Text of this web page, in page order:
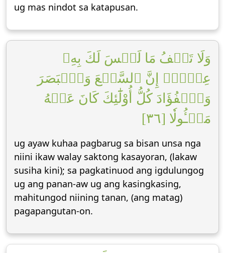
ug mas nindot sa katapusan.
وَلَا تَقۡفُ مَا لَيۡسَ لَكَ بِهِۦ
عِلۡمٌۚ إِنَّ ٱلسَّمۡعَ وَٱلۡبَصَرَ
وَٱلۡفُؤَادَ كُلُّ أُوْلَٰٓئِكَ كَانَ عَنۡهُ
مَسۡـُٔولٗا [٣٦]
ug ayaw kuhaa pagbarug sa bisan unsa nga
niini ikaw walay saktong kasayoran, (lakaw
susiha kini); sa pagkatinuod ang igdulungog
ug ang panan-aw ug ang kasingkasing,
mahitungod niining tanan, (ang matag)
pagapangutan-on.